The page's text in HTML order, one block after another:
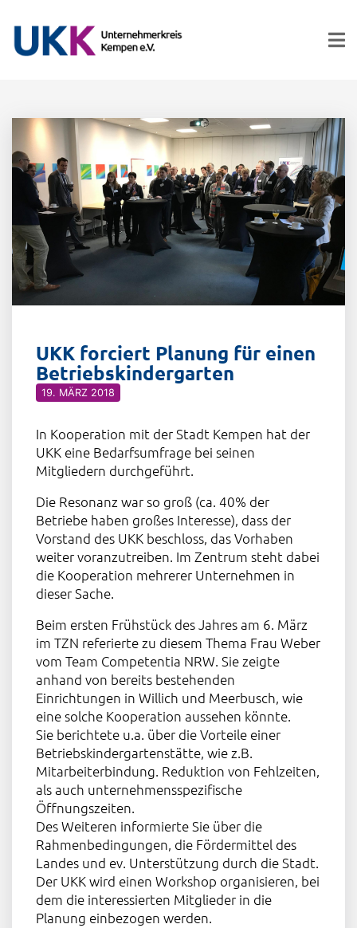
UKK forciert Planung für einen
Betriebskindergarten
19. MÄRZ 2018
In Kooperation mit der Stadt Kempen hat der
UKK eine Bedarfsumfrage bei seinen
Mitgliedern durchgeführt.
Die Resonanz war so groß (ca. 40% der
Betriebe haben großes Interesse), dass der
Vorstand des UKK beschloss, das Vorhaben
weiter voranzutreiben. Im Zentrum steht dabei
die Kooperation mehrerer Unternehmen in
dieser Sache.
Beim ersten Frühstück des Jahres am 6. März
im TZN referierte zu diesem Thema Frau Weber
vom Team Competentia NRW. Sie zeigte
anhand von bereits bestehenden
Einrichtungen in Willich und Meerbusch, wie
eine solche Kooperation aussehen könnte.
Sie berichtete u.a. über die Vorteile einer
Betriebskindergartenstätte, wie z.B.
Mitarbeiterbindung. Reduktion von Fehlzeiten,
als auch unternehmensspezifische
Öffnungszeiten.
Des Weiteren informierte Sie über die
Rahmenbedingungen, die Fördermittel des
Landes und ev. Unterstützung durch die Stadt.
Der UKK wird einen Workshop organisieren, bei
dem die interessierten Mitglieder in die
Planung einbezogen werden.